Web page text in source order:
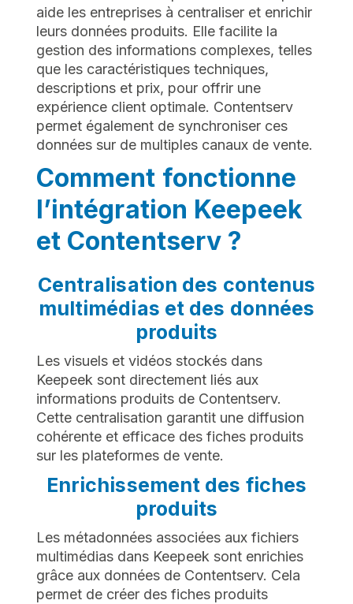
aide les entreprises à centraliser et enrichir
leurs données produits. Elle facilite la
gestion des informations complexes, telles
que les caractéristiques techniques,
descriptions et prix, pour offrir une
expérience client optimale. Contentserv
permet également de synchroniser ces
données sur de multiples canaux de vente.
Comment fonctionne
l’intégration Keepeek
et Contentserv ?
Centralisation des contenus
multimédias et des données
produits
Les visuels et vidéos stockés dans
Keepeek sont directement liés aux
informations produits de Contentserv.
Cette centralisation garantit une diffusion
cohérente et efficace des fiches produits
sur les plateformes de vente.
Enrichissement des fiches
produits
Les métadonnées associées aux fichiers
multimédias dans Keepeek sont enrichies
grâce aux données de Contentserv. Cela
permet de créer des fiches produits